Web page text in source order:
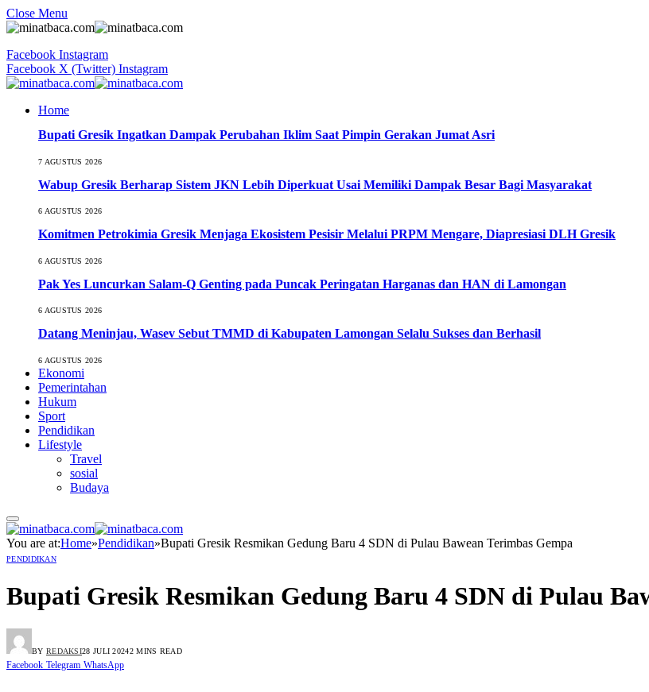
Close Menu
Facebook Instagram
Facebook X (Twitter) Instagram
Home
Bupati Gresik Ingatkan Dampak Perubahan Iklim Saat Pimpin Gerakan Jumat Asri
7 AGUSTUS 2026
Wabup Gresik Berharap Sistem JKN Lebih Diperkuat Usai Memiliki Dampak Besar Bagi Masyarakat
6 AGUSTUS 2026
Komitmen Petrokimia Gresik Menjaga Ekosistem Pesisir Melalui PRPM Mengare, Diapresiasi DLH Gresik
6 AGUSTUS 2026
Pak Yes Luncurkan Salam-Q Genting pada Puncak Peringatan Harganas dan HAN di Lamongan
6 AGUSTUS 2026
Datang Meninjau, Wasev Sebut TMMD di Kabupaten Lamongan Selalu Sukses dan Berhasil
6 AGUSTUS 2026
Ekonomi
Pemerintahan
Hukum
Sport
Pendidikan
Lifestyle
Travel
sosial
Budaya
You are at:Home»Pendidikan»Bupati Gresik Resmikan Gedung Baru 4 SDN di Pulau Bawean Terimbas Gempa
PENDIDIKAN
Bupati Gresik Resmikan Gedung Baru 4 SDN di Pulau
BY REDAKSI28 JULI 20242 MINS READ
Facebook Telegram WhatsApp